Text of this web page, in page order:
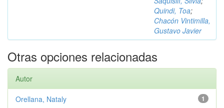
Quindi, Toa;
Chacón Vintimilla,
Gustavo Javier
Otras opciones relacionadas
Autor
1
Orellana, Nataly